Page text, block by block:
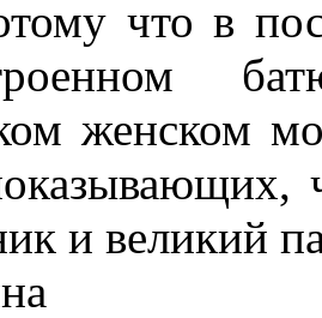
что в
женском
и великий